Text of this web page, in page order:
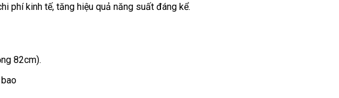
phí kinh tế, tăng hiệu quả năng suất đáng kể.
82cm).